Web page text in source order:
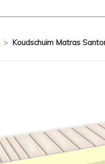
> Koudschuim Matras